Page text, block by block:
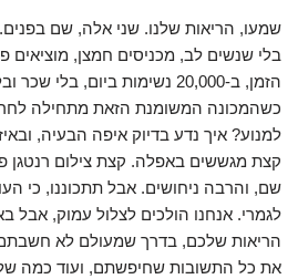
שמעו, הריאות שלנו. שני אלה, שם
בלי שנשים לב, מכניסים חמצן, מוציאים
הזמן, ב-20,000 נשימות ביום,
כשהמכונה המשומנת הזאת מתחילה
למנוע? איך נדע בדיוק איפה הבעיה,
קצת מגששים באפלה. קצת צילום רנטגן
שם, והרבה ניחושים. אבל תתכוננו, כי
לגמרי. אנחנו הולכים לצלול עמוק, אבל
הריאות שלכם, בדרך שמעולם לא
את כל התשובות שחיפשתם, ועוד כמה